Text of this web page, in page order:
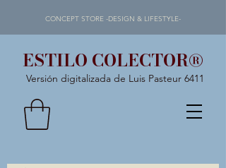
ESTILO COLECTOR®
Versión digitalizada de Luis Pasteur 6411
CONCEPT STORE -DESIGN & LIFESTYLE-